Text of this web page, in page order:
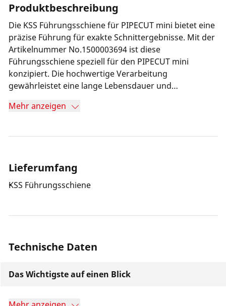
Produktbeschreibung
Die KSS Führungsschiene für PIPECUT mini bietet eine
präzise Führung für exakte Schnittergebnisse. Mit der
Artikelnummer No.1500003694 ist diese
Führungsschiene speziell für den PIPECUT mini
konzipiert. Die hochwertige Verarbeitung
gewährleistet eine lange Lebensdauer und
Handhabung ist die KSS Führungsschiene ein
Mehr anzeigen
Lieferumfang
KSS Führungsschiene
Technische Daten
Das Wichtigste auf einen Blick